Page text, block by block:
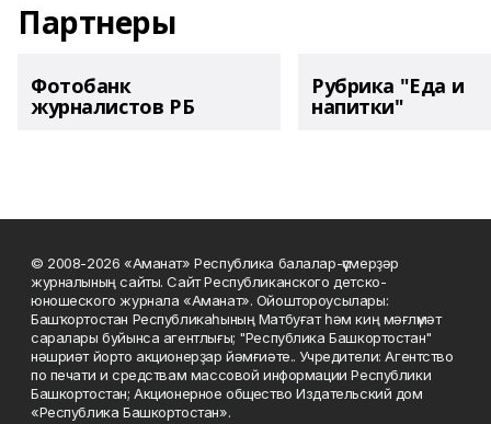
Партнеры
Фотобанк
журналистов РБ
Рубрика "Еда и
напитки"
© 2008-2026 «Аманат» Республика балалар-үҫмерҙәр
журналының сайты. Сайт Республиканского детско-
юношеского журнала «Аманат». Ойоштороусылары:
Башҡортостан Республикаһының Матбуғат һәм киң мәғлүмәт
саралары буйынса агентлығы; "Республика Башкортостан"
нәшриәт йорто акционерҙар йәмғиәте.. Учредители: Агентство
по печати и средствам массовой информации Республики
Башкортостан; Акционерное общество Издательский дом
«Республика Башкортостан».